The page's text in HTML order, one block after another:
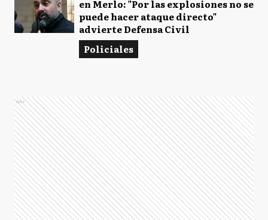
en Merlo: "Por las explosiones no se
puede hacer ataque directo"
advierte Defensa Civil
Policiales
Ads